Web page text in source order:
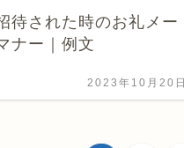
待された時のお礼メー
ナー｜例文
2023年10月20